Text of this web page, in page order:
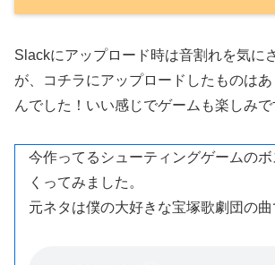
Slackにアップロード時は音割れを気に
が、コチラにアップロードしたものは
んでした！いい感じでゲームも楽しみで
今作ってるシューティングゲームの
くってみました。
元ネタは僕の大好きな宝塚歌劇団の曲